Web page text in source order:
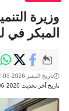
وزيرة
المبكر في
تاريخ آخر تحديث 2026-06-02 3:54 مساءً
تاريخ النشر 2026-06-02